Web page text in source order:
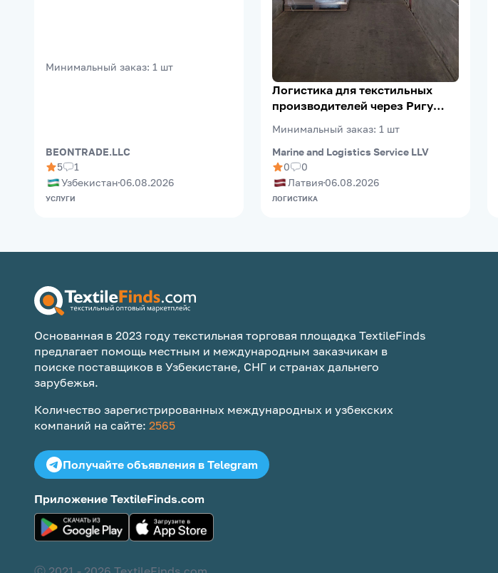
Минимальный заказ: 1 шт
BEONTRADE.LLC
5
1
Узбекистан 06.08.2026
УСЛУГИ
Логистика для текстильных
производителей через Ригу
Минимальный заказ: 1 шт
Marine and Logistics Service LLV
0
0
Латвия 06.08.2026
ЛОГИСТИКА
Основанная в 2023 году текстильная торговая площадка TextileFinds
предлагает помощь местным и международным заказчикам в
поиске поставщиков в Узбекистане, СНГ и странах дальнего
зарубежья.
Количество зарегистрированных международных и узбекских
компаний на сайте: 2565
Получайте объявления в Telegram
Приложение TextileFinds.com